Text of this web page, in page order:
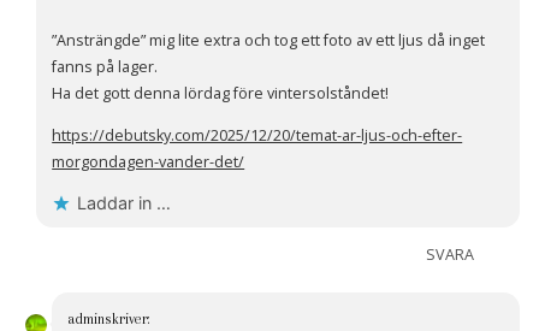
”Ansträngde” mig lite extra och tog ett foto av ett ljus då inget
fanns på lager.
Ha det gott denna lördag före vintersolståndet!
https://debutsky.com/2025/12/20/temat-ar-ljus-och-efter-
morgondagen-vander-det/
Laddar in …
SVARA
adminskriver: